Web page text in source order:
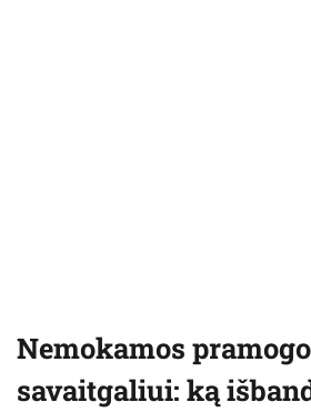
Nemokamos
savaitgaliui: ką